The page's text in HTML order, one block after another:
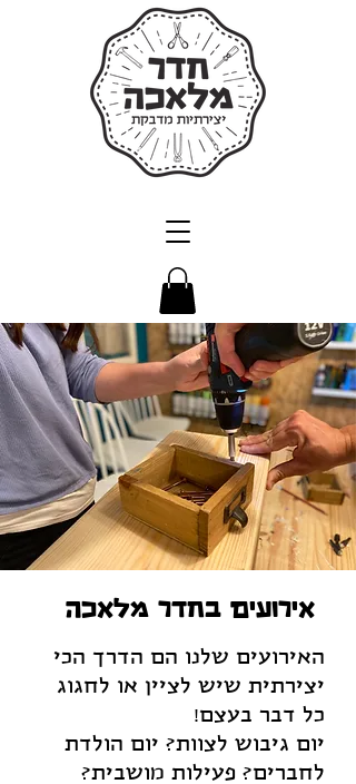
אירועים בחדר מלאכה
האירועים שלנו הם הדרך הכי
יצירתית שיש לציין או לחגוג
כל דבר בעצם!
יום גיבוש לצוות? יום הולדת
לחברים? פעילות מושבית?